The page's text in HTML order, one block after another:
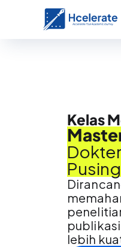
Kelas
lebih